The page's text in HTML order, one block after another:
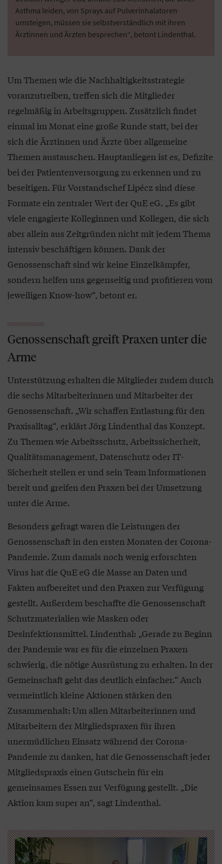
Asthma leiden, von Sprays auf Pulverinhalatoren
umsteigen, müssen sie selbstverständlich mit ihren
Ärztinnen und Ärzten besprechen“, betont Lindenthal.
Um Themen wie die Nachhaltigkeitsstrategie
voranzutreiben, treffen sich die Mitglieder
regelmäßig in Arbeitsgruppen. Zusätzlich findet
einmal im Monat eine große Runde statt, bei der
sich die Ärztinnen und Ärzte über allgemeine
Themen austauschen. Hauptanliegen ist es, Defizite
bei der Patientenversorgung zu erkennen und zu
beseitigen. Für Vorstandschef Lipécz sind diese
Formate ein zentraler Wert der QuE eG. „Es gibt
viele engagierte Kolleginnen und Kollegen, die sich
aber allein aus Zeitgründen nicht mit jedem Thema
intensiv beschäftigen können. Dank der
Genossenschaft sind wir keine Einzelkämpfer,
sondern helfen uns gegenseitig und profitieren vom
jeweiligen Know-how“, betont er.
Genossenschaft greift Praxen unter die
Arme
Unterstützung erhalten die Mitglieder zudem durch
die sechs Mitarbeiterinnen und Mitarbeiter der
Genossenschaft. „Wir schaffen Entlastung für den
Praxisalltag“, erklärt Jörg Lindenthal das Konzept.
Zu Themen wie Arbeitsschutz, Arbeitssicherheit,
Qualitätsmanagement, Datenschutz oder IT-
Sicherheit stellen er und sein Team Informationen
bereit und greifen den Praxen bei der Umsetzung
unter die Arme.
Besonders gefragt waren die Leistungen der
Genossenschaft in den ersten Monaten der Corona-
Pandemie. Zum damals noch wenig erforschten
Virus hat die QuE eG die Masse an Daten und
Fakten aufbereitet und den Praxen zur Verfügung
gestellt. Außerdem beschaffte die Genossenschaft
Schutzmaterialien wie Masken oder
Desinfektionsmittel. Lindenthal: „Gerade zu Beginn
der Pandemie war es für die einzelnen Praxen
schwierig, die nötige Ausrüstung zu erhalten. In der
Gemeinschaft geht das deutlich einfacher.“ Auch
vermeintlich kleine Aktionen stärken den
Zusammenhalt: Um allen Mitarbeiterinnen und
Mitarbeitern der Mitgliedspraxen für ihren
unermüdlichen Einsatz während der Corona-
Pandemie zu danken, hat die Genossenschaft jeder
Mitgliedspraxis einen Gutschein für ein
gemeinsames Essen zur Verfügung gestellt. „Die
Aktion kam super an“, sagt Lindenthal.